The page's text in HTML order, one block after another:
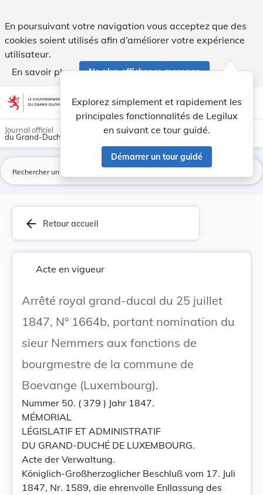
En poursuivant votre navigation vous acceptez que des
cookies soient utilisés afin d’améliorer votre expérience
utilisateur.
En savoir plus
Ne plus afficher ce message
Aller au contenu account_circle help Aide
Explorez simplement et rapidement les
principales fonctionnalités de Legilux
en suivant ce tour guidé.
Démarrer un tour guidé
light_mode dark_mode
Journal officiel
du Grand-Duché de Luxembourg
arrow_back Retour accueil
Acte en vigueur
Arrêté royal grand-ducal du 25 juillet
1847, N° 1664b, portant nomination du
sieur Nemmers aux fonctions de
bourgmestre de la commune de
Boevange (Luxembourg).
Nummer 50. ( 379 ) Jahr 1847.
MÉMORIAL
LÉGISLATIF ET ADMINISTRATIF
DU GRAND-DUCHÉ DE LUXEMBOURG.
Acte der Verwaltung.
Königlich-Großherzoglicher Beschluß vom 17. Juli
1847, Nr. 1589, die ehrenvolle Enllassung des